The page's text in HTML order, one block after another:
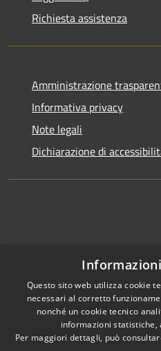
Richiesta assistenza
Amministrazione
Informativa privacy
Note legali
Dichiarazione di
RSS
Questo sito web utilizza cookie
necessari al corretto
nonché un cookie tecnico
informazioni statistiche,
Per maggiori dettagli, può